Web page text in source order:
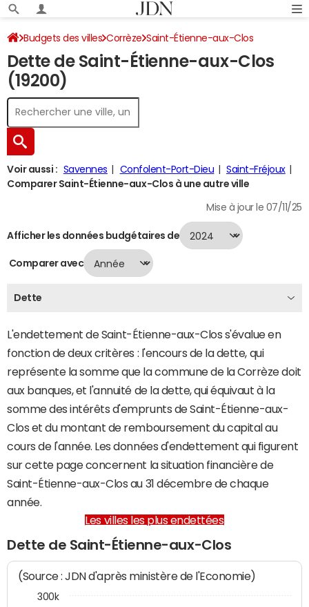
Budgets des villes Corrèze Saint-Étienne-aux-Clos
Dette au 31/12/2024
Dette de Saint-Étienne-aux-Clos
(19200)
Voir aussi : Savennes Confolent-Port-Dieu
Saint-Fréjoux
Comparer Saint-Étienne-aux-Clos à une autre ville
Mise à jour le 07/11/25
Afficher les données budgétaires de
Comparer avec
Dette
L'endettement de Saint-Étienne-aux-Clos s'évalue en
fonction de deux critères : l'encours de la dette, qui
représente la somme que la commune de la Corrèze doit
aux banques, et l'annuité de la dette, qui équivaut à la
somme des intérêts d'emprunts de Saint-Étienne-aux-
Clos et du montant de remboursement du capital au
cours de l'année. Les données d'endettement qui figurent
sur cette page concernent la situation financière de
Saint-Étienne-aux-Clos au 31 décembre de chaque
année.
Les villes les plus endettées
Dette de Saint-Étienne-aux-Clos
(Source : JDN d'après ministère de l'Economie)
300k